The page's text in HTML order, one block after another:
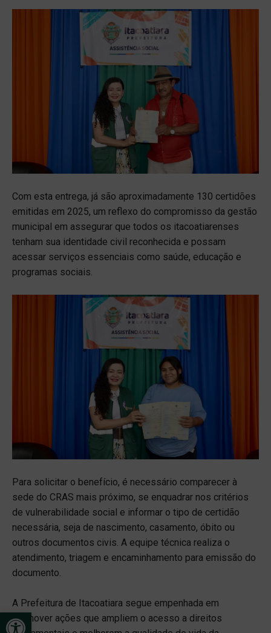
Open toolbar
Com esta entrega, já são aproximadamente 130 certidões
emitidas em 2025, um reflexo do compromisso da gestão
municipal em assegurar que todos os itacoatiarenses
tenham sua identidade civil reconhecida e possam
acessar serviços essenciais como saúde, educação e
programas sociais.
Para solicitar o benefício, é necessário comparecer à
sede do CRAS mais próximo, se enquadrar nos critérios
de vulnerabilidade social e informar o tipo de certidão
necessária, seja de nascimento, casamento, óbito ou
outros documentos civis. A equipe técnica realiza o
atendimento, triagem e encaminhamento para emissão do
documento.
A Prefeitura de Itacoatiara segue empenhada em
promover ações que ampliem o acesso a direitos